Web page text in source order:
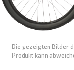
Die gezeigten Bilder
Produkt kann